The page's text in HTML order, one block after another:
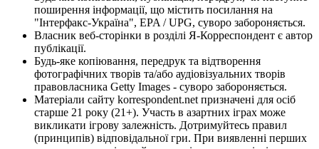
поширення інформації, що містить посилання на
"Інтерфакс-Україна", EPA / UPG, суворо забороняється.
Власник веб-сторінки в розділі Я-Корреспондент є автор
публікації.
Будь-яке копіювання, передрук та відтворення
фотографічних творів та/або аудіовізуальних творів
правовласника Getty Images - суворо забороняється.
Матеріали сайту korrespondent.net призначені для осіб
старше 21 року (21+). Участь в азартних іграх може
викликати ігрову залежність. Дотримуйтесь правил
(принципів) відповідальної гри. При виявленні перших